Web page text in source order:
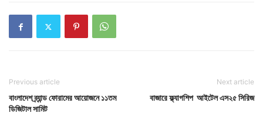
Previous article
বাংলাদেশ ব্র্যান্ড ফোরামের আয়োজনে ১১তম
ডিজিটাল সামিট
Next article
বাজারে ফ্ল্যাগশিপ আইটেল এস২৫ সিরিজ